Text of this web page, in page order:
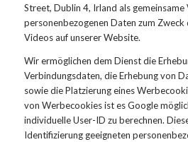
Street, Dublin 4, Irland als
personenbezogenen Daten zum
Videos auf unserer Website.
Wir ermöglichen dem Dienst die
Verbindungsdaten, die Erhebung von
sowie die Platzierung eines
von Werbecookies ist es Google
individuelle User-ID zu berechnen.
Identifizierung geeigneten